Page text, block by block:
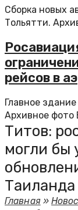
Сборка новых
Тольятти.
рейсов в
Главное
Архивное фото
Титов:
могли бы
Таиланда
Главная»